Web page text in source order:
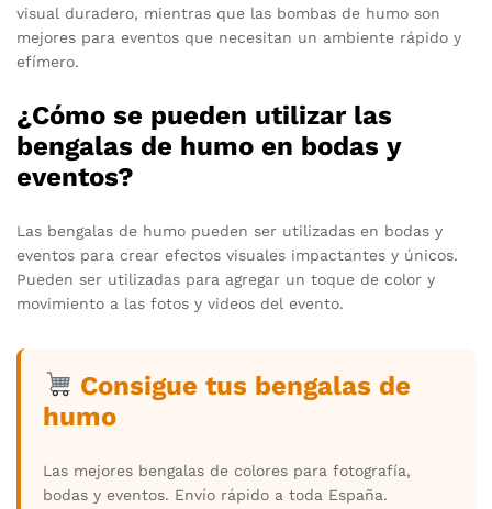
visual duradero, mientras que las bombas de humo son
mejores para eventos que necesitan un ambiente rápido y
efímero.
¿Cómo se pueden utilizar las
bengalas de humo en bodas y
eventos?
Las bengalas de humo pueden ser utilizadas en bodas y
eventos para crear efectos visuales impactantes y únicos.
Pueden ser utilizadas para agregar un toque de color y
movimiento a las fotos y videos del evento.
Consigue tus bengalas de
humo
Las mejores bengalas de colores para fotografía,
bodas y eventos. Envío rápido a toda España.